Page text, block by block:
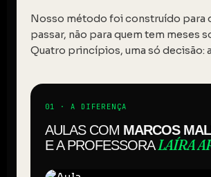
Nosso método foi construído para
passar, não para quem tem meses
Quatro princípios, uma só decisão:
01 · A DIFERENÇA
AULAS COM MARCOS
E A PROFESSORALAÍRA